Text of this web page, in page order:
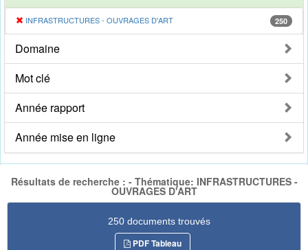
INFRASTRUCTURES - OUVRAGES D'ART 250
Domaine
Mot clé
Année rapport
Année mise en ligne
Résultats de recherche : - Thématique: INFRASTRUCTURES -
OUVRAGES D'ART
250 documents trouvés
PDF Tableau